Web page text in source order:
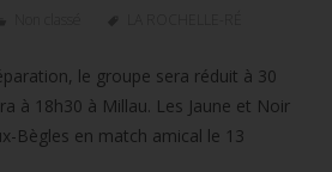
le groupe sera réduit à 30
à 18h30 à Millau. Les Jaune et Noir
Bègles en match amical le 13